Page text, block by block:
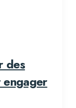
des
engager